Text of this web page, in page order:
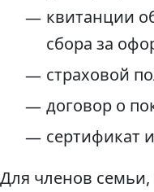
квитанции
сбора за
страховой
договор о
сертификат
Для членов